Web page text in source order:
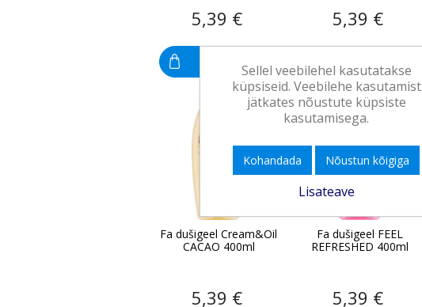
5,39 € 5,39 €
Fa dušigeel Cream&Oil
CACAO 400ml
5,39 €
Fa dušigeel FEEL
REFRESHED 400ml
5,39 €
Sellel veebilehel kasutatakse
küpsiseid. Veebilehe kasutamist
jätkates nõustute küpsiste
kasutamisega.
Kohandada Nõustun kõigiga
Lisateave